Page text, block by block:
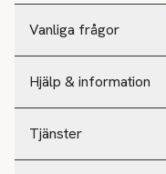
Vanliga frågor
Hjälp & information
Tjänster